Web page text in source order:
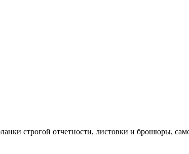
строгой отчетности, листовки и брошюры,